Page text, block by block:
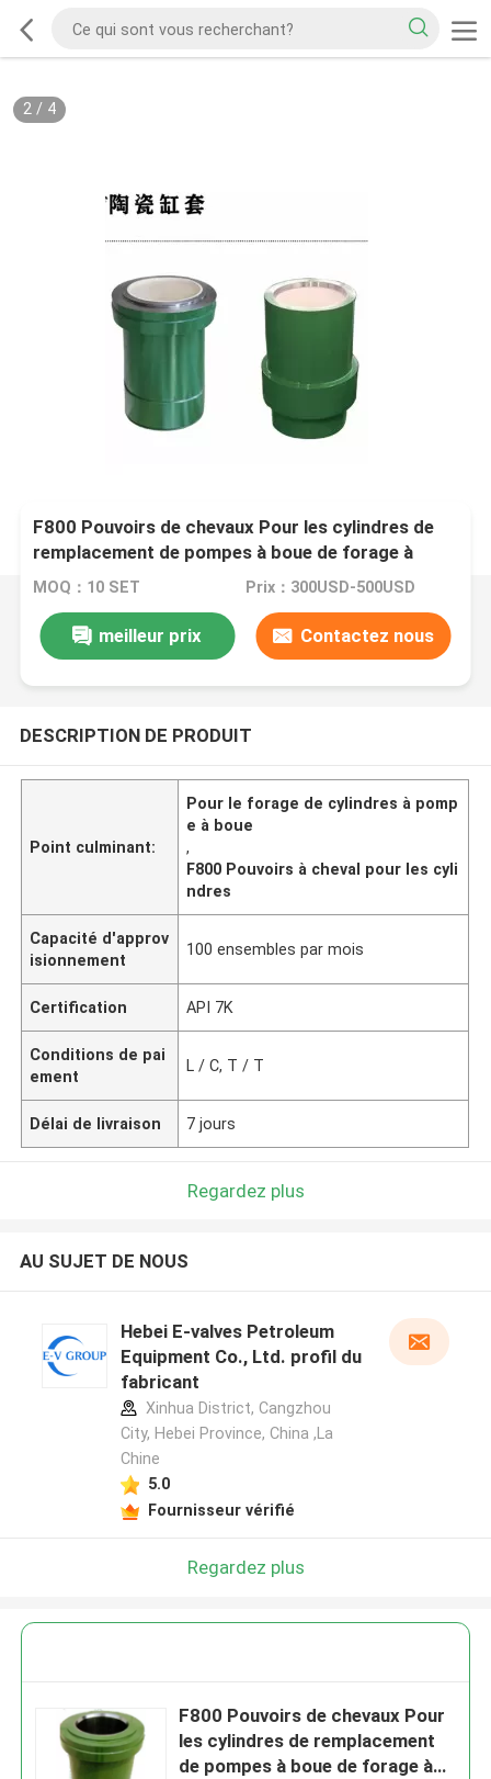
2/ 4
F800 Pouvoirs de chevaux Pour les cylindres de
remplacement de pompes à boue de forage à
longue durée de vie
MOQ：10 SET Prix：300USD-500USD
meilleur prix Contactez nous
DESCRIPTION DE PRODUIT
Point culminant:
Pour le forage de cylindres à pomp
e à boue
,
F800 Pouvoirs à cheval pour les cyli
ndres
Capacité d'approv
isionnement
100 ensembles par mois
Certification API 7K
Conditions de pai
ement
L / C, T / T
Délai de livraison 7 jours
Regardez plus
AU SUJET DE NOUS
Hebei E-valves Petroleum
Equipment Co., Ltd. profil du
fabricant
Xinhua District, Cangzhou
City, Hebei Province, China ,La
Chine
5.0
Fournisseur vérifié
Regardez plus
F800 Pouvoirs de chevaux Pour
les cylindres de remplacement
de pompes à boue de forage à